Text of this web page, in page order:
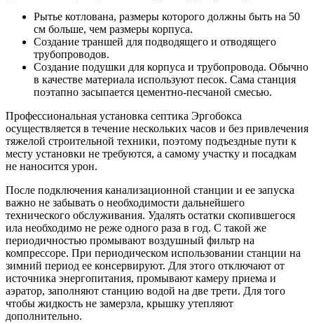
Рытье котлована, размеры которого должны быть на 50
см больше, чем размеры корпуса.
Создание траншей для подводящего и отводящего
трубопроводов.
Создание подушки для корпуса и трубопровода. Обычно
в качестве материала используют песок. Сама станция
поэтапно засыпается цементно-песчаной смесью.
Профессиональная установка септика Эргобокса
осуществляется в течение нескольких часов и без привлечения
тяжелой строительной техники, поэтому подъездные пути к
месту установки не требуются, а самому участку и посадкам
не наносится урон.
После подключения канализационной станции и ее запуска
важно не забывать о необходимости дальнейшего
технического обслуживания. Удалять остатки скопившегося
ила необходимо не реже одного раза в год. С такой же
периодичностью промывают воздушный фильтр на
компрессоре. При периодическом использовании станции на
зимний период ее консервируют. Для этого отключают от
источника энергопитания, промывают камеру приема и
аэратор, заполняют станцию водой на две трети. Для того
чтобы жидкость не замерзла, крышку утепляют
дополнительно.